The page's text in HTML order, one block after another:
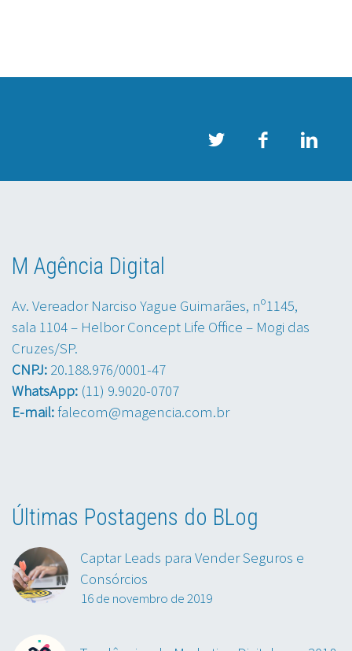
M Agência Digital
Av. Vereador Narciso Yague Guimarães, nº1145,
sala 1104 – Helbor Concept Life Office – Mogi das
Cruzes/SP.
CNPJ: 20.188.976/0001-47
WhatsApp: (11) 9.9020-0707
E-mail:falecom@magencia.com.br
Últimas Postagens do BLog
Captar Leads para Vender Seguros e
Consórcios
16 de novembro de 2019